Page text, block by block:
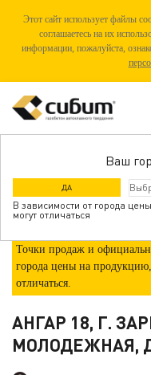
Этот сайт использует файлы
соглашаетесь на их
информации, пожалуйста,
Ваш
ДА
В зависимости от города
могут отличаться
ГДЕ КУПИТЬ
Точки продаж и
города цены на
отличаться.
АНГАР 18, Г.
МОЛОДЕЖНАЯ,